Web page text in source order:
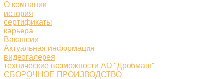
О компании
история
сертификаты
карьера
Вакансии
Актуальная информация
видеогалерея
технические возможности АО "Дробмаш"
СБОРОЧНОЕ ПРОИЗВОДСТВО